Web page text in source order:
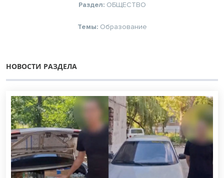
Раздел: ОБЩЕСТВО
Темы: Образование
НОВОСТИ РАЗДЕЛА